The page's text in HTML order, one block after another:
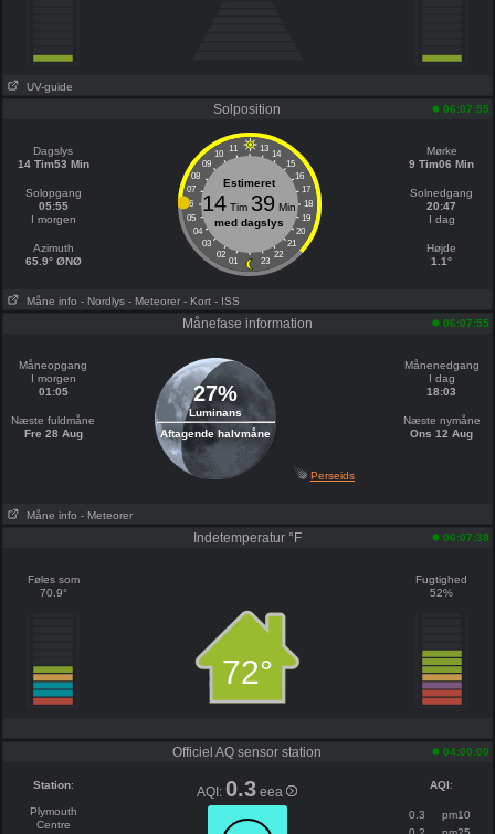
UV-guide
Solposition 06:07:55
Dagslys
14 Tim53 Min
Solopgang
05:55
I morgen
Azimuth
65.9° ØNØ
11 13
10
14
09
15
08
16
07
17
06
18
05
19
04
20
03
21
02
22
01 23
Estimeret
14 Tim 39 Min
med dagslys
Mørke
9 Tim06 Min
Solnedgang
20:47
I dag
Højde
1.1°
Måne info - Nordlys - Meteorer - Kort - ISS
Månefase information 06:07:55
Måneopgang
I morgen
01:05
Næste fuldmåne
Fre 28 Aug
27%
Luminans
Aftagende halvmåne
Månenedgang
I dag
18:03
Næste nymåne
Ons 12 Aug
Perseids
Måne info - Meteorer
Indetemperatur °F 06:07:38
Føles som
70.9°
72°
Fugtighed
52%
Officiel AQ sensor station 04:00:00
Station:
Plymouth
Centre
AQI:0.3 eea AQI:
0.3
pm10